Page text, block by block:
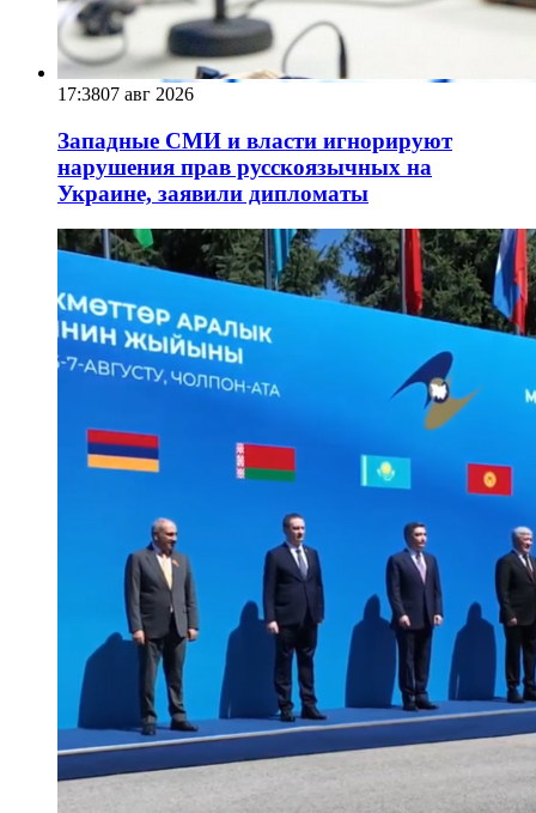
17:3807 авг 2026
Западные СМИ и власти игнорируют
нарушения прав русскоязычных на
Украине, заявили дипломаты